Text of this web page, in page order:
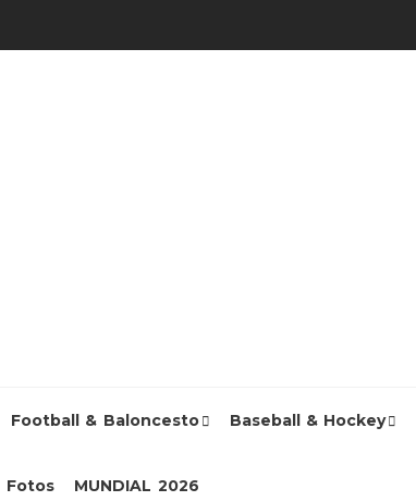
Football & Baloncesto Baseball & Hockey
Fotos MUNDIAL 2026